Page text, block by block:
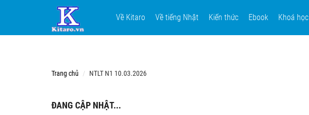
Về Kitaro Về tiếng Nhật Kiến thức Ebook Khoá học
Trang chủ NTLT N1 10.03.2026
ĐANG CẬP NHẬT...